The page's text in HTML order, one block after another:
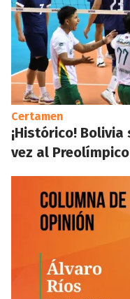
Certamen
¡Histórico!
vez al